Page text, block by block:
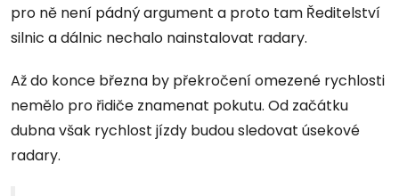
pro ně není pádný argument a proto tam Ředitelství
silnic a dálnic nechalo nainstalovat radary.
Až do konce března by překročení omezené rychlosti
nemělo pro řidiče znamenat pokutu. Od začátku
dubna však rychlost jízdy budou sledovat úsekové
radary.